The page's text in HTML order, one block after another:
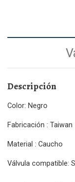
Descripción
Color: Negro
Fabricación : Taiwan
Material : Caucho
Válvula compatible: